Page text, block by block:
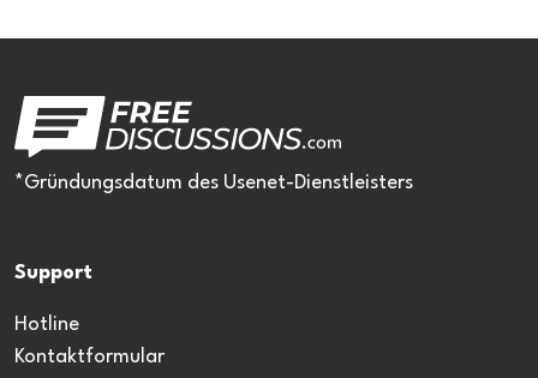
*Gründungsdatum des Usenet-Dienstleisters
Support
Hotline
Kontaktformular